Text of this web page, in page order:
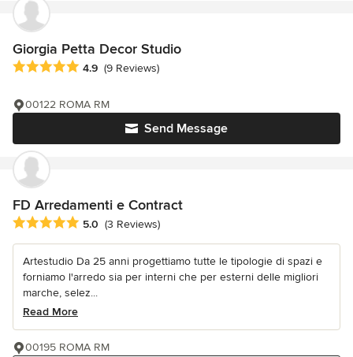
Giorgia Petta Decor Studio
Average rating: 4.9 out of 5 stars
4.9 (9 Reviews)
Send Message
00122 ROMA RM
FD Arredamenti e Contract
Average rating: 5 out of 5 stars
5.0 (3 Reviews)
Artestudio Da 25 anni progettiamo tutte le tipologie di spazi e
forniamo l'arredo sia per interni che per esterni delle migliori
marche, selez...
Read More
00195 ROMA RM